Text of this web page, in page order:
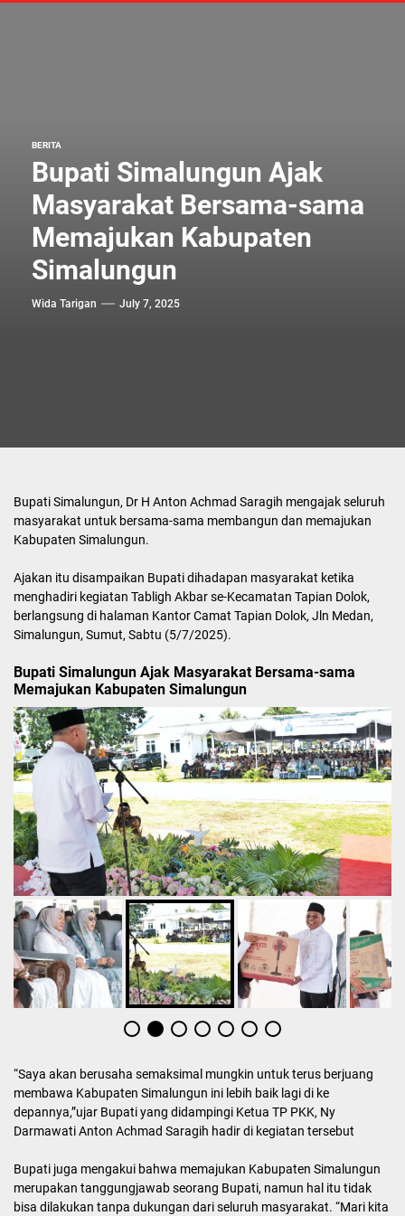
BERITA
Bupati Simalungun Ajak
Masyarakat Bersama-sama
Memajukan Kabupaten
Simalungun
Wida Tarigan July 7, 2025
Bupati Simalungun, Dr H Anton Achmad Saragih mengajak seluruh
masyarakat untuk bersama-sama membangun dan memajukan
Kabupaten Simalungun.
Ajakan itu disampaikan Bupati dihadapan masyarakat ketika
menghadiri kegiatan Tabligh Akbar se-Kecamatan Tapian Dolok,
berlangsung di halaman Kantor Camat Tapian Dolok, Jln Medan,
Simalungun, Sumut, Sabtu (5/7/2025).
Bupati Simalungun Ajak Masyarakat Bersama-sama
Memajukan Kabupaten Simalungun
“Saya akan berusaha semaksimal mungkin untuk terus berjuang
membawa Kabupaten Simalungun ini lebih baik lagi di ke
depannya,”ujar Bupati yang didampingi Ketua TP PKK, Ny
Darmawati Anton Achmad Saragih hadir di kegiatan tersebut
Bupati juga mengakui bahwa memajukan Kabupaten Simalungun
merupakan tanggungjawab seorang Bupati, namun hal itu tidak
bisa dilakukan tanpa dukungan dari seluruh masyarakat. “Mari kita